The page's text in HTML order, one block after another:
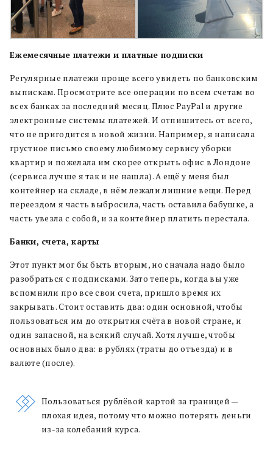
Ежемесячные платежи и платные подписки
Регулярные платежи проще всего увидеть по банковским
выпискам. Просмотрите все операции по всем счетам во
всех банках за последний месяц. Плюс PayPal и другие
электронные системы платежей. И отпишитесь от всего,
что не пригодится в новой жизни. Например, я написала
грустное письмо своему любимому сервису уборки
квартир и пожелала им скорее открыть офис в Лондоне
(сервиса лучше я так и не нашла). А ещё у меня был
контейнер на складе, в нём лежали лишние вещи. Перед
переездом я часть выбросила, часть оставила бабушке, а
часть увезла с собой, и за контейнер платить перестала.
Банки, счета, карты
Этот пункт мог бы быть вторым, но сначала надо было
разобраться с подписками. Зато теперь, когда вы уже
вспомнили про все свои счета, пришло время их
закрывать. Стоит оставить два: один основной, чтобы
пользоваться им до открытия счёта в новой стране, и
один запасной, на всякий случай. Хотя лучше, чтобы
основных было два: в рублях (траты до отъезда) и в
валюте (после).
Пользоваться рублёвой картой за границей —
плохая идея, потому что можно потерять деньги
из-за колебаний курса.